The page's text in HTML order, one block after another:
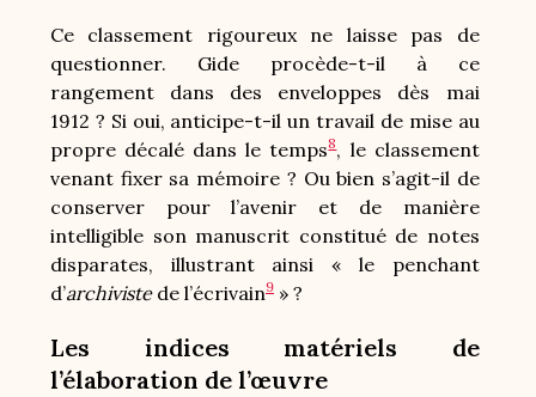
Ce classement rigoureux ne laisse pas de
questionner. Gide procède-t-il à ce
rangement dans des enveloppes dès mai
1912 ? Si oui, anticipe-t-il un travail de mise au
propre décalé dans le temps8, le classement
venant fixer sa mémoire ? Ou bien s’agit-il de
conserver pour l’avenir et de manière
intelligible son manuscrit constitué de notes
disparates, illustrant ainsi « le penchant
d’archivistede l’écrivain9 » ?
Les indices matériels de
l’élaboration de l’œuvre